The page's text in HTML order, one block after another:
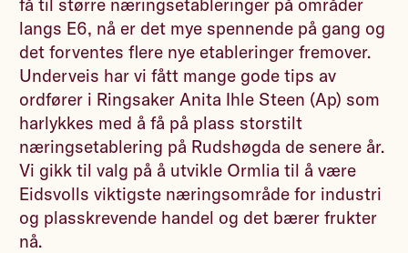
få til større næringsetableringer på områder
langs E6, nå er det mye spennende på gang og
det forventes flere nye etableringer fremover.
Underveis har vi fått mange gode tips av
ordfører i Ringsaker Anita Ihle Steen (Ap) som
harlykkes med å få på plass storstilt
næringsetablering på Rudshøgda de senere år.
Vi gikk til valg på å utvikle Ormlia til å være
Eidsvolls viktigste næringsområde for industri
og plasskrevende handel og det bærer frukter
nå.